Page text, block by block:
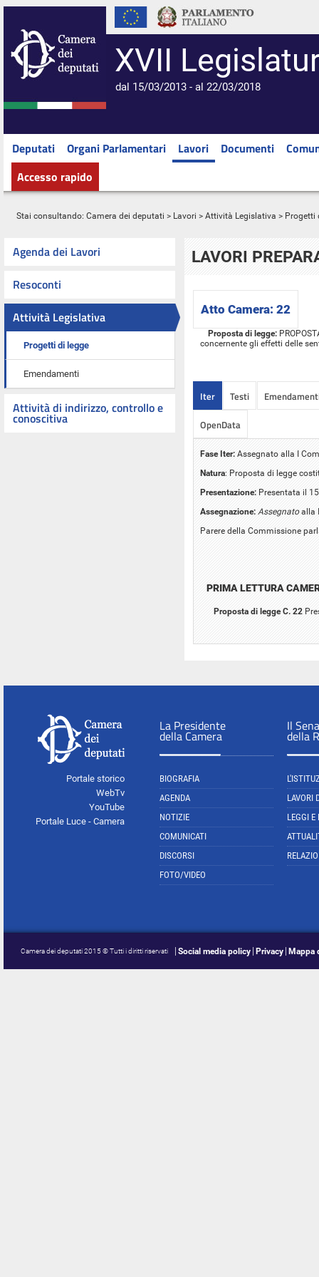
XVII
dal 15/03/2013 - al 22/03/2018
Deputati Organi Parlamentari Lavori Documenti
Accesso rapido
Stai consultando: Camera dei deputati > Lavori > Attività Legislativa > Progetti
Agenda dei Lavori
Resoconti
Attività Legislativa
Progetti di legge
Emendamenti
Attività di indirizzo, controllo e
conoscitiva
LAVORI
Atto Camera: 22
Proposta di legge:
concernente gli effetti delle
Iter Testi
OpenData
Fase Iter: Assegnato alla I
Natura: Proposta di legge
Presentazione: Presentata il
Assegnazione: Assegnatoalla
Parere della Commissione
PRIMA LETTURA
Proposta di legge C. 22
Portale storico
WebTv
YouTube
Portale Luce - Camera
La Presidente
della Camera
BIOGRAFIA
AGENDA
NOTIZIE
COMUNICATI
DISCORSI
FOTO/VIDEO
Il
della
LAVORI
LEGGI E
Camera dei deputati 2015 © Tutti i diritti riservati Social media policy Privacy Mappa